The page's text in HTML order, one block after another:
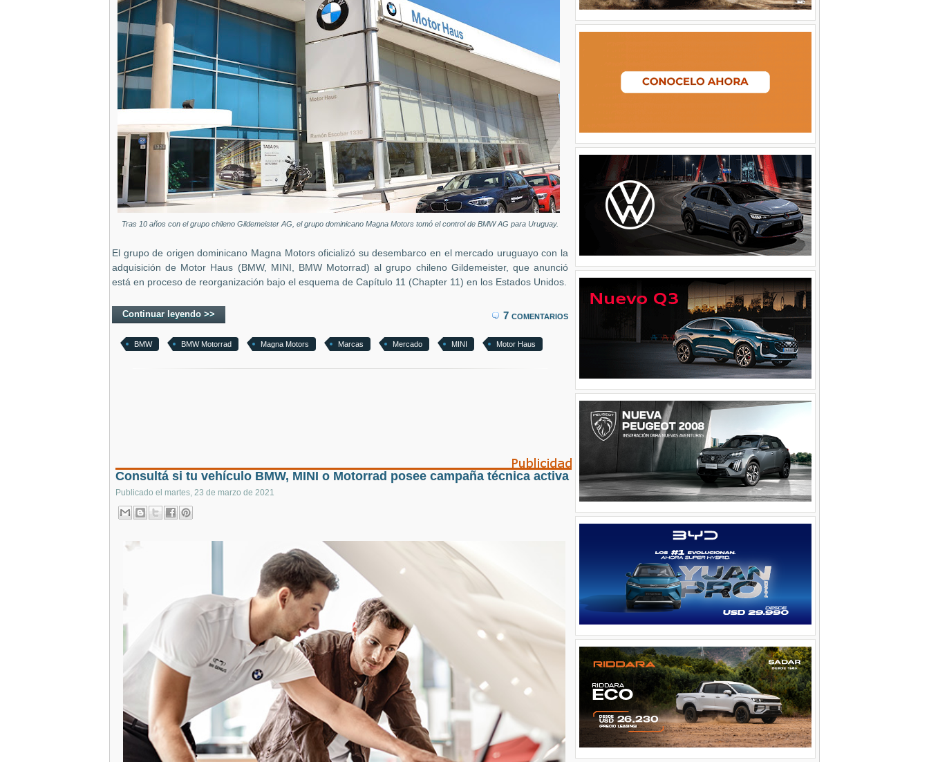
Tras 10 años con el grupo chileno Gildemeister AG, el grupo dominicano Magna Motors tomó el control de BMW AG para Uruguay.
El grupo de origen dominicano Magna Motors oficializó su desembarco en el mercado uruguayo con la
adquisición de Motor Haus (BMW, MINI, BMW Motorrad) al grupo chileno Gildemeister, que anunció
está en proceso de reorganización bajo el esquema de Capítulo 11 (Chapter 11) en los Estados Unidos.
Continuar leyendo >> 7 comentarios
BMW BMW Motorrad Magna Motors Marcas Mercado MINI Motor Haus
Consultá si tu vehículo BMW, MINI o Motorrad posee campaña técnica activa
Publicado el martes, 23 de marzo de 2021